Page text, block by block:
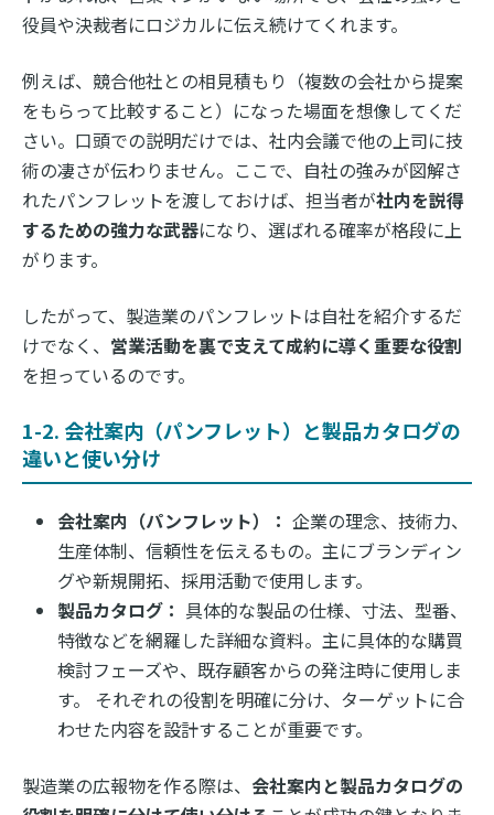
役員や決裁者にロジカルに伝え続けてくれます。
例えば、競合他社との相見積もり（複数の会社から提案
をもらって比較すること）になった場面を想像してくだ
さい。口頭での説明だけでは、社内会議で他の上司に技
術の凄さが伝わりません。ここで、自社の強みが図解さ
れたパンフレットを渡しておけば、担当者が社内を説得
するための強力な武器になり、選ばれる確率が格段に上
がります。
したがって、製造業のパンフレットは自社を紹介するだ
けでなく、 営業活動を裏で支えて成約に導く重要な役割
を担っているのです。
1-2. 会社案内（パンフレット）と製品カタログの
違いと使い分け
会社案内（パンフレット）： 企業の理念、技術力、
生産体制、信頼性を伝えるもの。主にブランディン
グや新規開拓、採用活動で使用します。
製品カタログ： 具体的な製品の仕様、寸法、型番、
特徴などを網羅した詳細な資料。主に具体的な購買
検討フェーズや、既存顧客からの発注時に使用しま
す。 それぞれの役割を明確に分け、ターゲットに合
わせた内容を設計することが重要です。
製造業の広報物を作る際は、 会社案内と製品カタログの